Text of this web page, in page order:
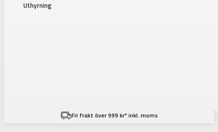
Uthyrning
Fri frakt över 999 kr* inkl. moms